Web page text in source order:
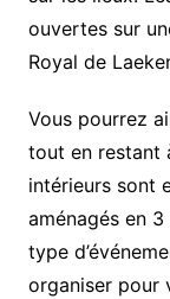
ouvertes sur
Royal de
Vous pourrez
tout en restant
intérieurs sont
aménagés en
type
organiser pour